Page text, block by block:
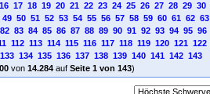
16 17 18 19 20 21 22 23 24 25 26 27 28 29 30
49 50 51 52 53 54 55 56 57 58 59 60 61 62 63
82 83 84 85 86 87 88 89 90 91 92 93 94 95 96
112 113 114 115 116 117 118 119 120 121 122
133 134 135 136 137 138 139 140 141 142 143
von 14.284auf Seite 1 von 143)